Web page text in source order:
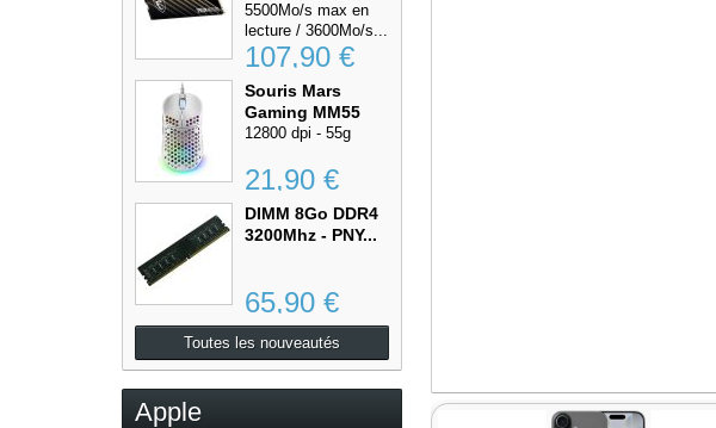
M470...
5500Mo/s max en
lecture / 3600Mo/s...
107,90 €
Souris Mars
Gaming MM55
RGB,...
12800 dpi - 55g
21,90 €
DIMM 8Go DDR4
3200Mhz - PNY...
65,90 €
Toutes les nouveautés
Apple